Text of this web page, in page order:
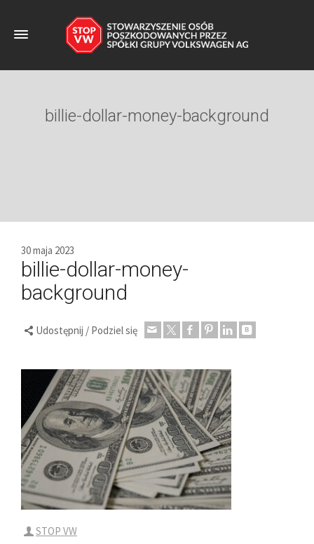
billie-dollar-money-background
30 maja 2023
billie-dollar-money-
background
Udostępnij / Podziel się
STOP VW